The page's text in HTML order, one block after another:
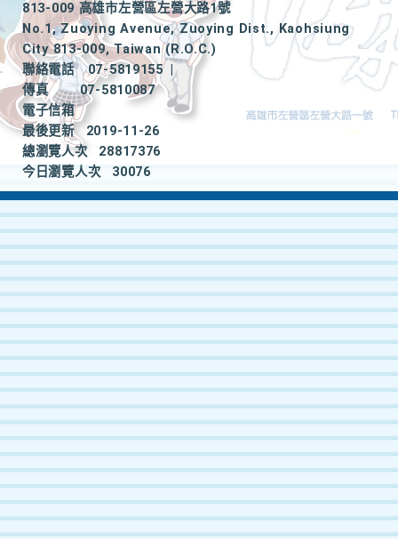
813-009 高雄市左營區左營大路1號
No.1, Zuoying Avenue, Zuoying Dist., Kaohsiung
City 813-009, Taiwan (R.O.C.)
聯絡電話
07-5819155
|
傳真
07-5810087
電子信箱
最後更新
2019-11-26
總瀏覽人次
28817376
今日瀏覽人次
30076